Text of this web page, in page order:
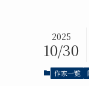
2025
10/30
作家一覧